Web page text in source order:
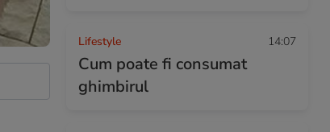
Lifestyle 14:07
Cum poate fi consumat
ghimbirul